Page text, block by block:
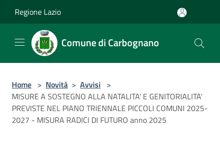
Regione Lazio
Comune di Carbognano
Home > Novità > Avvisi >
MISURE A SOSTEGNO ALLA NATALITA' E GENITORIALITA'
PREVISTE NEL PIANO TRIENNALE PICCOLI COMUNI 2025-
2027 - MISURA RADICI DI FUTURO anno 2025